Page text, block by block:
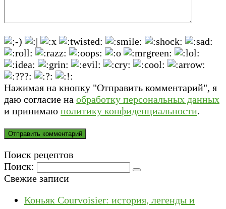
Нажимая на кнопку "Отправить комментарий", я
даю согласие на обработку персональных данных
и принимаю политику конфиденциальности.
Поиск рецептов
Поиск:
Свежие записи
Коньяк Courvoisier: история, легенды и